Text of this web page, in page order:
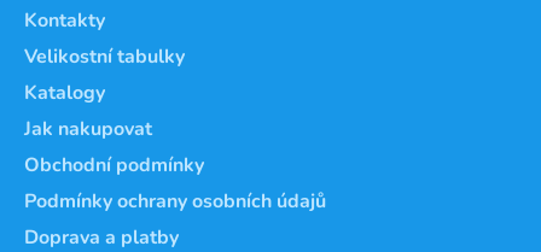
Kontakty
Velikostní tabulky
Katalogy
Jak nakupovat
Obchodní podmínky
Podmínky ochrany osobních údajů
Doprava a platby